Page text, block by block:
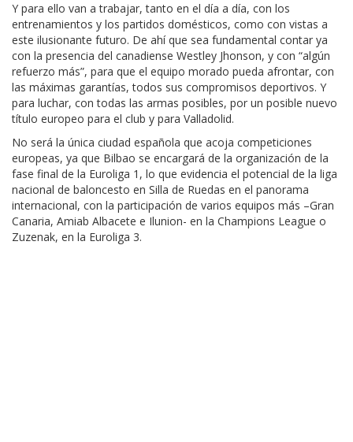
Y para ello van a trabajar, tanto en el día a día, con los
entrenamientos y los partidos domésticos, como con vistas a
este ilusionante futuro. De ahí que sea fundamental contar ya
con la presencia del canadiense Westley Jhonson, y con “algún
refuerzo más”, para que el equipo morado pueda afrontar, con
las máximas garantías, todos sus compromisos deportivos. Y
para luchar, con todas las armas posibles, por un posible nuevo
título europeo para el club y para Valladolid.
No será la única ciudad española que acoja competiciones
europeas, ya que Bilbao se encargará de la organización de la
fase final de la Euroliga 1, lo que evidencia el potencial de la liga
nacional de baloncesto en Silla de Ruedas en el panorama
internacional, con la participación de varios equipos más –Gran
Canaria, Amiab Albacete e Ilunion- en la Champions League o
Zuzenak, en la Euroliga 3.